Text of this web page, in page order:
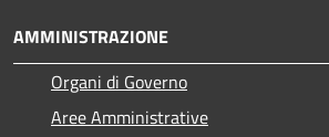
AMMINISTRAZIONE
Organi di Governo
Aree Amministrative